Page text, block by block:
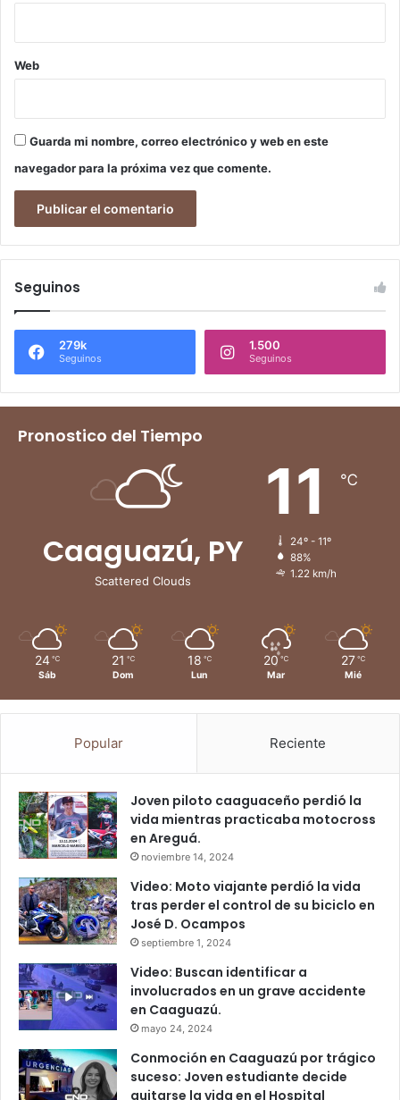
Web
Guarda mi nombre, correo electrónico y web en este
navegador para la próxima vez que comente.
Seguinos
279k
Seguinos
1.500
Seguinos
Pronostico del Tiempo
Caaguazú, PY
Scattered Clouds
11 ℃
24º - 11º
88%
1.22 km/h
24 ℃
Sáb
21 ℃
Dom
18 ℃
Lun
20 ℃
Mar
27 ℃
Mié
Popular Reciente
Joven piloto caaguaceño perdió la
vida mientras practicaba motocross
en Areguá.
noviembre 14, 2024
Video: Moto viajante perdió la vida
tras perder el control de su biciclo en
José D. Ocampos
septiembre 1, 2024
Video: Buscan identificar a
involucrados en un grave accidente
en Caaguazú.
mayo 24, 2024
Conmoción en Caaguazú por trágico
suceso: Joven estudiante decide
quitarse la vida en el Hospital